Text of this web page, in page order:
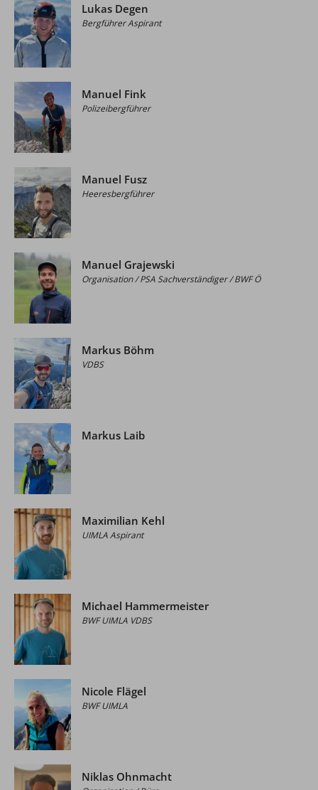
Lukas Degen
Bergführer Aspirant
Manuel Fink
Polizeibergführer
Manuel Fusz
Heeresbergführer
Manuel Grajewski
Organisation / PSA Sachverständiger / BWF Ö
Markus Böhm
VDBS
Markus Laib
Maximilian Kehl
UIMLA Aspirant
Michael Hammermeister
BWF UIMLA VDBS
Nicole Flägel
BWF UIMLA
Niklas Ohnmacht